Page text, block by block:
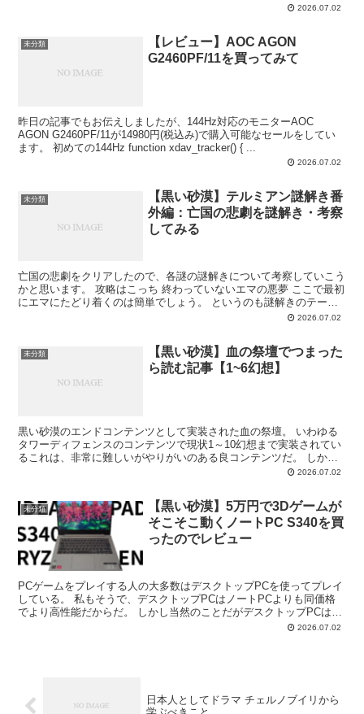
2026.07.02
未分類
【レビュー】AOC AGON
G2460PF/11を買ってみて
昨日の記事でもお伝えしましたが、144Hz対応のモニターAOC
AGON G2460PF/11が14980円(税込み)で購入可能なセールをしてい
2026.07.02
未分類
【黒い砂漠】テルミアン謎解き番
外編：亡国の悲劇を謎解き・考察
してみる
亡国の悲劇をクリアしたので、各謎の謎解きについて考察していこう
かと思います。 攻略はこっち 終わっていないエマの悪夢 ここで最初
にエマにたどり着くのは簡単でしょう。 というのも謎解きのテーマ
2026.07.02
未分類
【黒い砂漠】血の祭壇でつまった
ら読む記事【1~6幻想】
黒い砂漠のエンドコンテンツとして実装された血の祭壇。 いわゆる
タワーディフェンスのコンテンツで現状1～10幻想まで実装されてい
るこれは、非常に難しいがやりがいのある良コンテンツだ。 しかし
仕様を良く分からないまま挑戦し、戸惑っているうちにわ...2026.07.02
未分類
【黒い砂漠】5万円で3Dゲームが
そこそこ動くノートPC S340を買
ったのでレビュー
PCゲームをプレイする人の大多数はデスクトップPCを使ってプレイ
している。 私もそうで、デスクトップPCはノートPCよりも同価格
でより高性能だからだ。 しかし当然のことだがデスクトップPCは持
2026.07.02
日本人としてドラマ チェルノブイリから